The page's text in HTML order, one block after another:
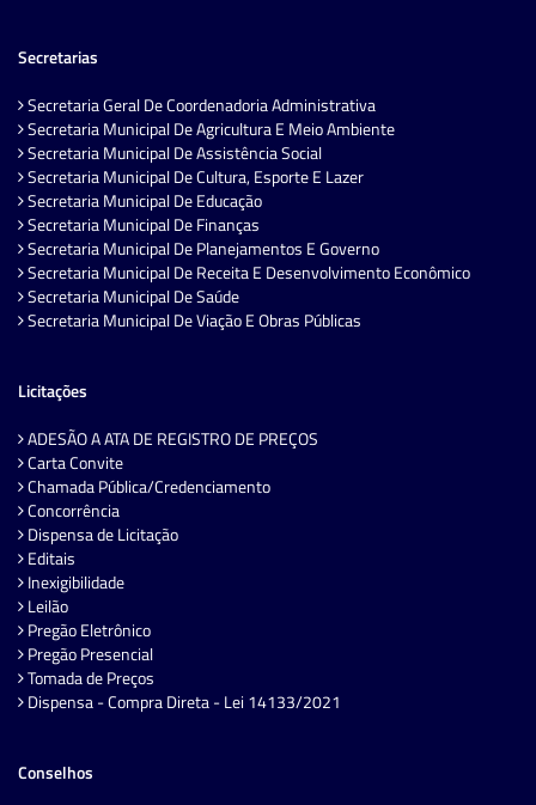
Secretarias
Secretaria Geral De Coordenadoria Administrativa
Secretaria Municipal De Agricultura E Meio Ambiente
Secretaria Municipal De Assistência Social
Secretaria Municipal De Cultura, Esporte E Lazer
Secretaria Municipal De Educação
Secretaria Municipal De Finanças
Secretaria Municipal De Planejamentos E Governo
Secretaria Municipal De Receita E Desenvolvimento Econômico
Secretaria Municipal De Saúde
Secretaria Municipal De Viação E Obras Públicas
Licitações
ADESÃO A ATA DE REGISTRO DE PREÇOS
Carta Convite
Chamada Pública/Credenciamento
Concorrência
Dispensa de Licitação
Editais
Inexigibilidade
Leilão
Pregão Eletrônico
Pregão Presencial
Tomada de Preços
Dispensa - Compra Direta - Lei 14133/2021
Conselhos